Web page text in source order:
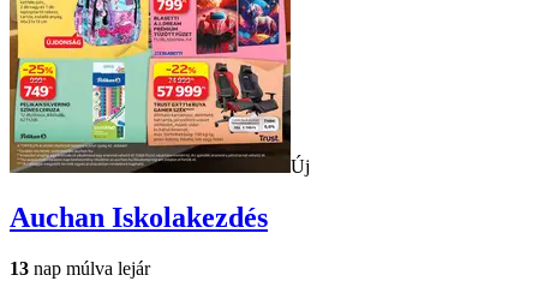
Új
Auchan Iskolakezdés
13 nap múlva lejár